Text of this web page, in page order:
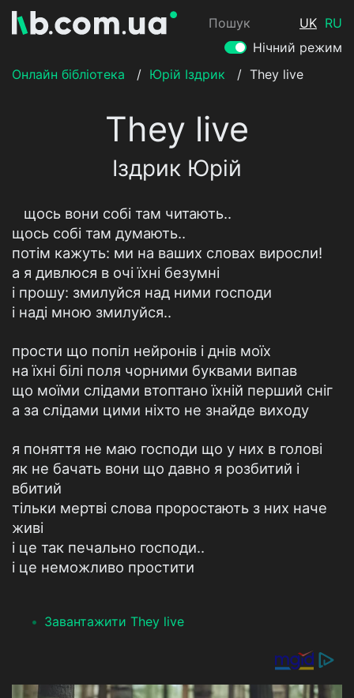
Пошук UK RU
Нічний режим
Онлайн бібліотека
/ Юрій Іздрик / They live
They live
Іздрик Юрій
щось вони собі там читають..
щось собі там думають..
потім кажуть: ми на ваших словах виросли!
а я дивлюся в очі їхні безумні
і прошу: змилуйся над ними господи
і наді мною змилуйся..
прости що попіл нейронів і днів моїх
на їхні білі поля чорними буквами випав
що моїми слідами втоптано їхній перший сніг
а за слідами цими ніхто не знайде виходу
я поняття не маю господи що у них в голові
як не бачать вони що давно я розбитий і
вбитий
тільки мертві слова проростають з них наче
живі
і це так печально господи..
і це неможливо простити
Завантажити They live